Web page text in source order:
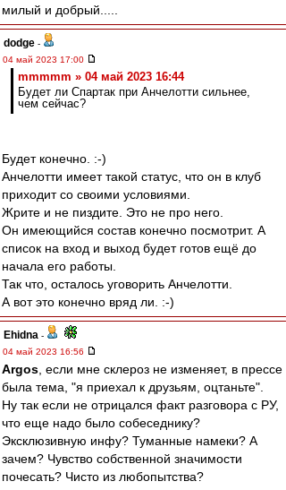
милый и добрый.....
dodge -
04 май 2023 17:00
mmmmm » 04 май 2023 16:44
Будет ли Спартак при Анчелотти сильнее,
чем сейчас?
Будет конечно. :-)
Анчелотти имеет такой статус, что он в клуб
приходит со своими условиями.
Жрите и не пиздите. Это не про него.
Он имеющийся состав конечно посмотрит. А
список на вход и выход будет готов ещё до
начала его работы.
Так что, осталось уговорить Анчелотти.
А вот это конечно вряд ли. :-)
Ehidna -
04 май 2023 16:56
Argos , если мне склероз не изменяет, в прессе
была тема, "я приехал к друзьям, оцтаньте".
Ну так если не отрицался факт разговора с РУ,
что еще надо было собеседнику?
Эксклюзивную инфу? Туманные намеки? А
зачем? Чувство собственной значимости
почесать? Чисто из любопытства?